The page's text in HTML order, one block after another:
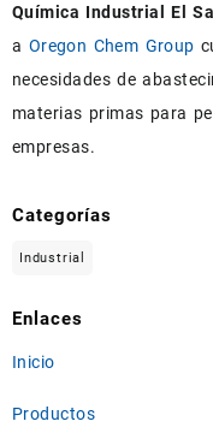
Química Industrial El
a Oregon Chem Group
necesidades de
materias primas para
empresas.
Categorías
Industrial
Enlaces
Inicio
Productos